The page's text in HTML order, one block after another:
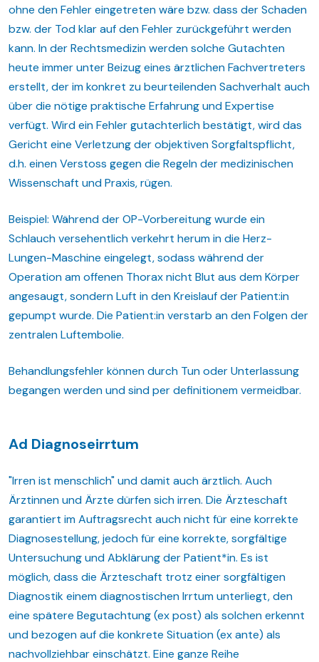
ohne den Fehler eingetreten wäre bzw. dass der Schaden
bzw. der Tod klar auf den Fehler zurückgeführt werden
kann. In der Rechtsmedizin werden solche Gutachten
heute immer unter Beizug eines ärztlichen Fachvertreters
erstellt, der im konkret zu beurteilenden Sachverhalt auch
über die nötige praktische Erfahrung und Expertise
verfügt. Wird ein Fehler gutachterlich bestätigt, wird das
Gericht eine Verletzung der objektiven Sorgfaltspflicht,
d.h. einen Verstoss gegen die Regeln der medizinischen
Wissenschaft und Praxis, rügen.
Beispiel: Während der OP-Vorbereitung wurde ein
Schlauch versehentlich verkehrt herum in die Herz-
Lungen-Maschine eingelegt, sodass während der
Operation am offenen Thorax nicht Blut aus dem Körper
angesaugt, sondern Luft in den Kreislauf der Patient:in
gepumpt wurde. Die Patient:in verstarb an den Folgen der
zentralen Luftembolie.
Behandlungsfehler können durch Tun oder Unterlassung
begangen werden und sind per definitionem vermeidbar.
Ad Diagnoseirrtum
"Irren ist menschlich" und damit auch ärztlich. Auch
Ärztinnen und Ärzte dürfen sich irren. Die Ärzteschaft
garantiert im Auftragsrecht auch nicht für eine korrekte
Diagnosestellung, jedoch für eine korrekte, sorgfältige
Untersuchung und Abklärung der Patient*in. Es ist
möglich, dass die Ärzteschaft trotz einer sorgfältigen
Diagnostik einem diagnostischen Irrtum unterliegt, den
eine spätere Begutachtung (ex post) als solchen erkennt
und bezogen auf die konkrete Situation (ex ante) als
nachvollziehbar einschätzt. Eine ganze Reihe